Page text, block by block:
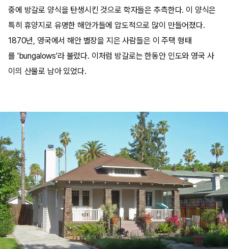
중에 방갈로 양식을 탄생시킨 것으로 학자들은 추측한다. 이 양식은
특히 휴양지로 유명한 해안가들에 압도적으로 많이 만들어졌다.
1870년, 영국에서 해안 별장을 지은 사람들은 이 주택 형태
를 'bungalows'라 불렀다. 이처럼 방갈로는 한동안 인도와 영국 사
이의 산물로 남아 있었다.